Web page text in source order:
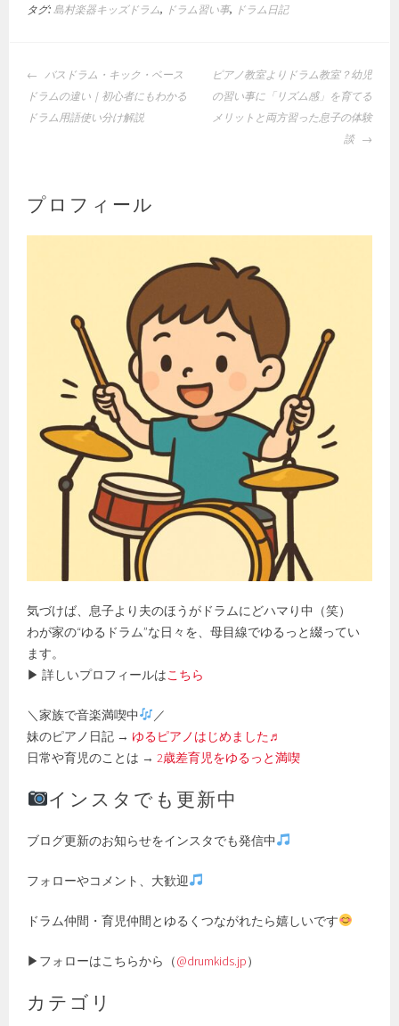
タグ:島村楽器キッズドラム, ドラム習い事, ドラム日記
投
稿
ナ
シ
ョ
ン
バスドラム・キック・ベース
ドラムの違い｜初心者にもわかる
ドラム用語使い分け解説
ピアノ教室よりドラム教室？幼児
の習い事に「リズム感」を育てる
メリットと両方習った息子の体験
談
プロフィール
気づけば、息子より夫のほうがドラムにどハマり中（笑）
わが家の“ゆるドラム”な日々を、母目線でゆるっと綴ってい
ます。
▶ 詳しいプロフィールはこちら
＼家族で音楽満喫中
／
妹のピアノ日記 → ゆるピアノはじめました♬
日常や育児のことは →2歳差育児をゆるっと満喫
インスタでも更新中
ブログ更新のお知らせをインスタでも発信中
フォローやコメント、大歓迎
ドラム仲間・育児仲間とゆるくつながれたら嬉しいです
▶フォローはこちらから（@drumkids.jp）
カテゴリ